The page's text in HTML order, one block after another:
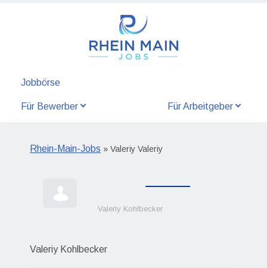
Jobbörse
Für Bewerber Für Arbeitgeber
Rhein-Main-Jobs » Valeriy Valeriy
Valeriy Kohlbecker
Valeriy Kohlbecker